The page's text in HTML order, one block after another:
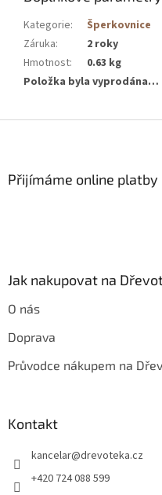
Kategorie:
Šperkovnice
Záruka:
2 roky
Hmotnost:
0.63 kg
Položka byla vyprodána…
Přijímáme online platby
Jak nakupovat na
O nás
Doprava
Průvodce nákupem na
Kontakt
kancelar@drevoteka.cz
+420 724 088 599